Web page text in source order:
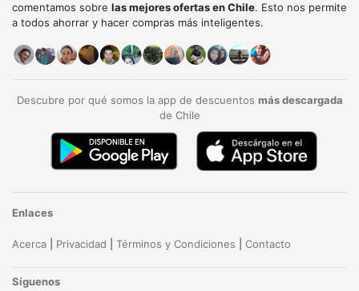
comentamos sobre las mejores ofertas en Chile. Esto nos permite
a todos ahorrar y hacer compras más inteligentes.
Descubre por qué somos la app de descuentos más descargada
de Chile
Enlaces
Acerca Privacidad Términos y Condiciones Contacto
Síguenos